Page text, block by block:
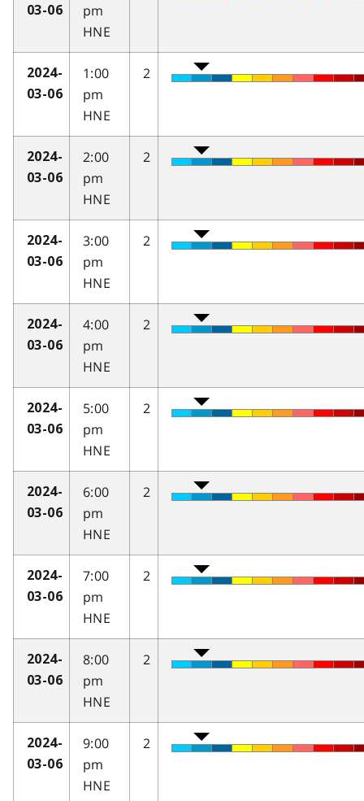
03-06
pm
HNE
2024-
03-06
1:00
pm
HNE
2
2024-
03-06
2:00
pm
HNE
2
2024-
03-06
3:00
pm
HNE
2
2024-
03-06
4:00
pm
HNE
2
2024-
03-06
5:00
pm
HNE
2
2024-
03-06
6:00
pm
HNE
2
2024-
03-06
7:00
pm
HNE
2
2024-
03-06
8:00
pm
HNE
2
2024-
03-06
9:00
pm
HNE
2